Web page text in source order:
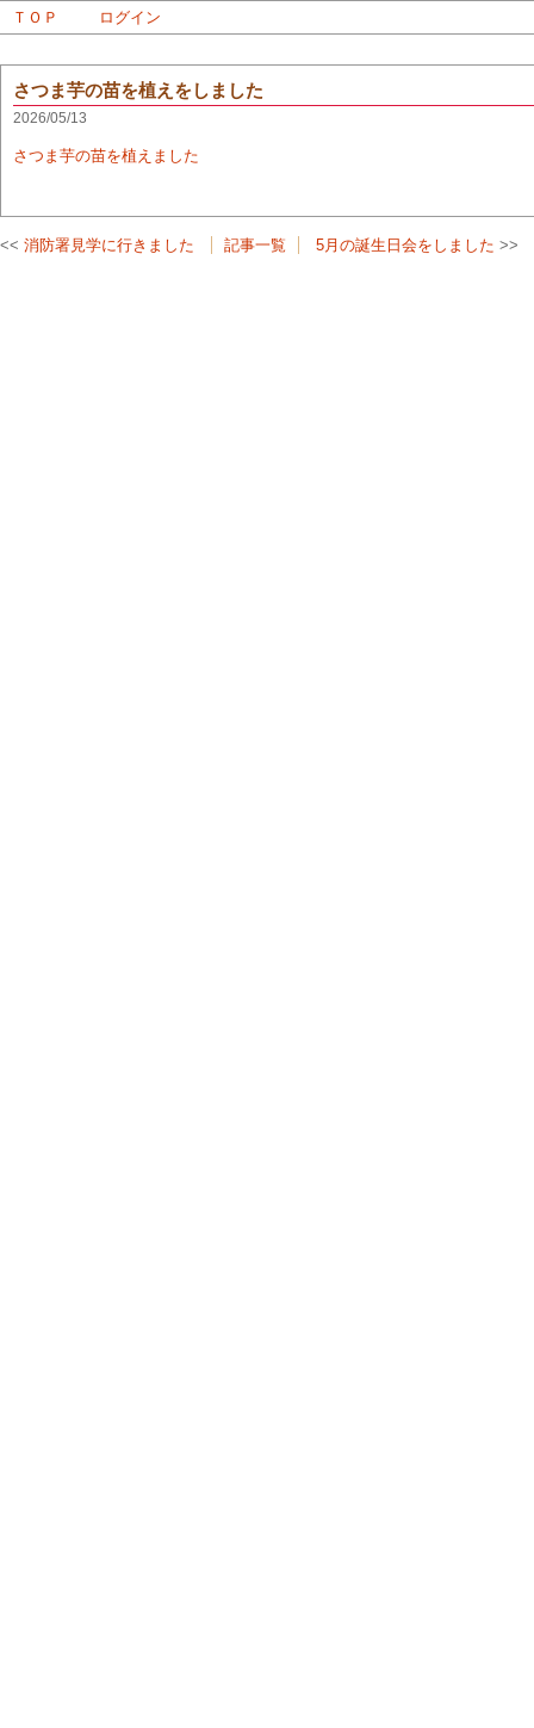
ＴＯＰ ログイン
さつま芋の苗を植えをしました
2026/05/13
さつま芋の苗を植えました
消防署見学に行きました 記事一覧 5月の誕生日会をしました